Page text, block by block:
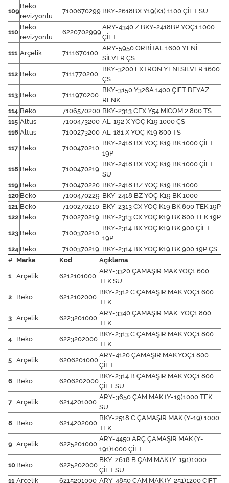
109
Beko
revizyonlu
7100670299 BKY-2618BX Y19(K1) 1100 ÇİFT SU
110
Beko
revizyonlu
6220702999
ARY-4340 / BKY-2418BP YOÇ1 1000
ÇİFT
111 Arçelik 7111670100
ARY-5950 ORBİTAL 1600 YENİ
SİLVER ÇS
112 Beko 7111770200
BKY-3200 EXTRON YENİ SİLVER 1600
ÇS
113 Beko 7111970200
BKY-3150 Y326A 1400 ÇİFT BEYAZ
RENK
114 Beko 7106570200 BKY-2313 CEX Y54 MİCOM 2 800 TS
115 Altus 7100473200 AL-192 X YOÇ K19 1000 ÇS
116 Altus 7100273200 AL-181 X YOÇ K19 800 TS
117 Beko 7100470210
BKY-2418 BX YOÇ K19 BK 1000 ÇİFT
19P
118 Beko 7100470219
BKY-2418 BX YOÇ K19 BK 1000 ÇİFT
SU
119 Beko 7100470220 BKY-2418 BZ YOÇ K19 BK 1000
120 Beko 7100470229 BKY-2418 BZ YOÇ K19 BK 1000
121 Beko 7100270210 BKY-2313 CX YOÇ K19 BK 800 TEK 19P
122 Beko 7100270219 BKY-2313 CX YOÇ K19 BK 800 TEK 19P
123 Beko 7100370210
BKY-2314 BX YOÇ K19 BK 900 ÇİFT
19P
124 Beko 7100370219 BKY-2314 BX YOÇ K19 BK 900 19P ÇS
# Marka Kod Açıklama
1 Arçelik 6212101000
ARY-3320 ÇAMAŞIR MAK.YOÇ1 600
TEK SU
2 Beko 6212102000
BKY-2312 C ÇAMAŞIR MAK.YOÇ1 600
TEK
3 Arçelik 6223201000
ARY-3340 ÇAMAŞIR MAK. YOÇ1 800
TEK
4 Beko 6223202000
BKY-2313 C ÇAMAŞIR MAK.YOÇ1 800
TEK
5 Arçelik 6206201000
ARY-4120 ÇAMAŞIR MAK.YOÇ1 800
ÇİFT
6 Beko 6206202000
BKY-2314 B ÇAMAŞIR MAK.YOÇ1 800
ÇİFT SU
7 Arçelik 6214201000
ARY-3650 ÇAM.MAK.(Y-19)1000 TEK
SU
8 Beko 6214202000
BKY-2518 C ÇAMAŞIR MAK.(Y-19) 1000
TEK
9 Arçelik 6225201000
ARY-4450 ARÇ.ÇAMAŞIR MAK.(Y-
191)1000 ÇİFT
10 Beko 6225202000
BKY-2618 B ÇAM.MAK.(Y-191)1000
ÇİFT SU
11 Arçelik 6215201000 ARY-4850 ÇAM.MAK.(Y-251)1200 ÇİFT